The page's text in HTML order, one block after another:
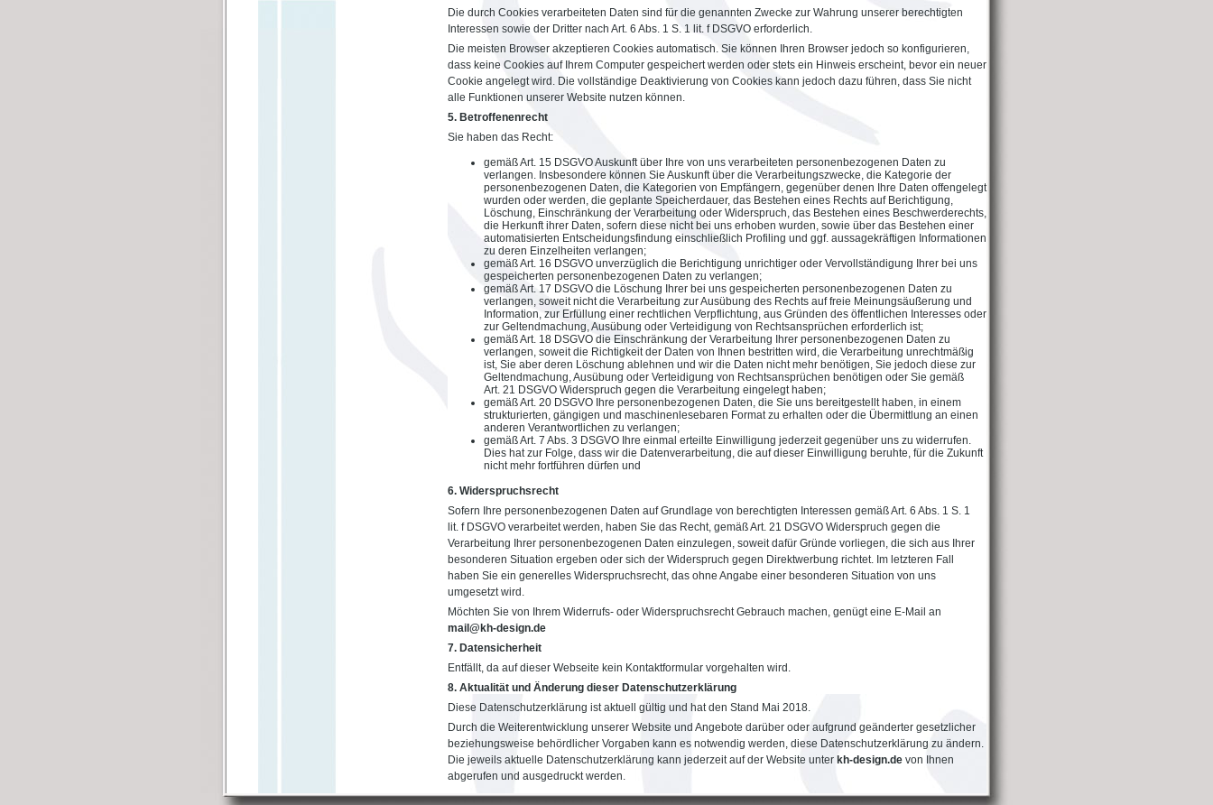
Die durch Cookies verarbeiteten Daten sind für die genannten Zwecke zur Wahrung unserer berechtigten
Interessen sowie der Dritter nach Art. 6 Abs. 1 S. 1 lit. f DSGVO erforderlich.
Die meisten Browser akzeptieren Cookies automatisch. Sie können Ihren Browser jedoch so konfigurieren,
dass keine Cookies auf Ihrem Computer gespeichert werden oder stets ein Hinweis erscheint, bevor ein neuer
Cookie angelegt wird. Die vollständige Deaktivierung von Cookies kann jedoch dazu führen, dass Sie nicht
alle Funktionen unserer Website nutzen können.
5. Betroffenenrecht
Sie haben das Recht:
gemäß Art. 15 DSGVO Auskunft über Ihre von uns verarbeiteten personenbezogenen Daten zu
verlangen. Insbesondere können Sie Auskunft über die Verarbeitungszwecke, die Kategorie der
personenbezogenen Daten, die Kategorien von Empfängern, gegenüber denen Ihre Daten offengelegt
wurden oder werden, die geplante Speicherdauer, das Bestehen eines Rechts auf Berichtigung,
Löschung, Einschränkung der Verarbeitung oder Widerspruch, das Bestehen eines Beschwerderechts,
die Herkunft ihrer Daten, sofern diese nicht bei uns erhoben wurden, sowie über das Bestehen einer
automatisierten Entscheidungsfindung einschließlich Profiling und ggf. aussagekräftigen Informationen
zu deren Einzelheiten verlangen;
gemäß Art. 16 DSGVO unverzüglich die Berichtigung unrichtiger oder Vervollständigung Ihrer bei uns
gespeicherten personenbezogenen Daten zu verlangen;
gemäß Art. 17 DSGVO die Löschung Ihrer bei uns gespeicherten personenbezogenen Daten zu
verlangen, soweit nicht die Verarbeitung zur Ausübung des Rechts auf freie Meinungsäußerung und
Information, zur Erfüllung einer rechtlichen Verpflichtung, aus Gründen des öffentlichen Interesses oder
zur Geltendmachung, Ausübung oder Verteidigung von Rechtsansprüchen erforderlich ist;
gemäß Art. 18 DSGVO die Einschränkung der Verarbeitung Ihrer personenbezogenen Daten zu
verlangen, soweit die Richtigkeit der Daten von Ihnen bestritten wird, die Verarbeitung unrechtmäßig
ist, Sie aber deren Löschung ablehnen und wir die Daten nicht mehr benötigen, Sie jedoch diese zur
Geltendmachung, Ausübung oder Verteidigung von Rechtsansprüchen benötigen oder Sie gemäß
Art. 21 DSGVO Widerspruch gegen die Verarbeitung eingelegt haben;
gemäß Art. 20 DSGVO Ihre personenbezogenen Daten, die Sie uns bereitgestellt haben, in einem
strukturierten, gängigen und maschinenlesebaren Format zu erhalten oder die Übermittlung an einen
anderen Verantwortlichen zu verlangen;
gemäß Art. 7 Abs. 3 DSGVO Ihre einmal erteilte Einwilligung jederzeit gegenüber uns zu widerrufen.
Dies hat zur Folge, dass wir die Datenverarbeitung, die auf dieser Einwilligung beruhte, für die Zukunft
nicht mehr fortführen dürfen und
6. Widerspruchsrecht
Sofern Ihre personenbezogenen Daten auf Grundlage von berechtigten Interessen gemäß Art. 6 Abs. 1 S. 1
lit. f DSGVO verarbeitet werden, haben Sie das Recht, gemäß Art. 21 DSGVO Widerspruch gegen die
Verarbeitung Ihrer personenbezogenen Daten einzulegen, soweit dafür Gründe vorliegen, die sich aus Ihrer
besonderen Situation ergeben oder sich der Widerspruch gegen Direktwerbung richtet. Im letzteren Fall
haben Sie ein generelles Widerspruchsrecht, das ohne Angabe einer besonderen Situation von uns
umgesetzt wird.
Möchten Sie von Ihrem Widerrufs- oder Widerspruchsrecht Gebrauch machen, genügt eine E-Mail an
mail@kh-design.de
7. Datensicherheit
Entfällt, da auf dieser Webseite kein Kontaktformular vorgehalten wird.
8. Aktualität und Änderung dieser Datenschutzerklärung
Diese Datenschutzerklärung ist aktuell gültig und hat den Stand Mai 2018.
Durch die Weiterentwicklung unserer Website und Angebote darüber oder aufgrund geänderter gesetzlicher
beziehungsweise behördlicher Vorgaben kann es notwendig werden, diese Datenschutzerklärung zu ändern.
Die jeweils aktuelle Datenschutzerklärung kann jederzeit auf der Website unter kh-design.de von Ihnen
abgerufen und ausgedruckt werden.